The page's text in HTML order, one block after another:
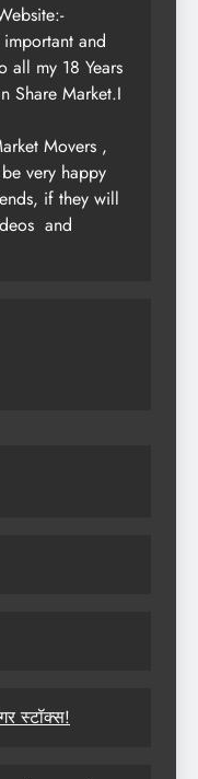
important and
all my 18 Years
Share Market.I
Movers ,
very happy
if they will
and
स्टॉक्स!